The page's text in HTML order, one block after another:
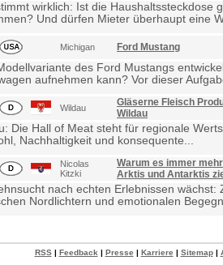
wirklich: Ist die Haushaltssteckdose
Und dürfen Mieter überhaupt eine
Michigan Ford Mustang
des Ford Mustangs
aufnehmen kann? Vor dieser
Wildau
Gläserne Fleisch
Wildau
Die Hall of Meat steht für regionale
Nachhaltigkeit und konsequente...
Nicolas
Kitzki
Warum es immer
Arktis und Antarktis
nach echten Erlebnissen
Nordlichtern und emotionalen
RSS| Feedback | Presse | Karriere | Sitemap|